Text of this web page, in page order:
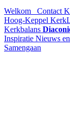
Welkom Contact
Hoog-Keppel
Kerkbalans
Inspiratie Nieuws
Samengaan